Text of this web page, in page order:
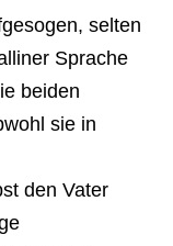
selten
Sprache
beiden
sie in
den Vater